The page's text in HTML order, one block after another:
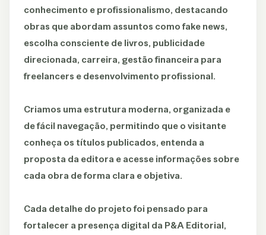
conhecimento e profissionalismo, destacando
obras que abordam assuntos como fake news,
escolha consciente de livros, publicidade
direcionada, carreira, gestão financeira para
freelancers e desenvolvimento profissional.
Criamos uma estrutura moderna, organizada e
de fácil navegação, permitindo que o visitante
conheça os títulos publicados, entenda a
proposta da editora e acesse informações sobre
cada obra de forma clara e objetiva.
Cada detalhe do projeto foi pensado para
fortalecer a presença digital da P&A Editorial,